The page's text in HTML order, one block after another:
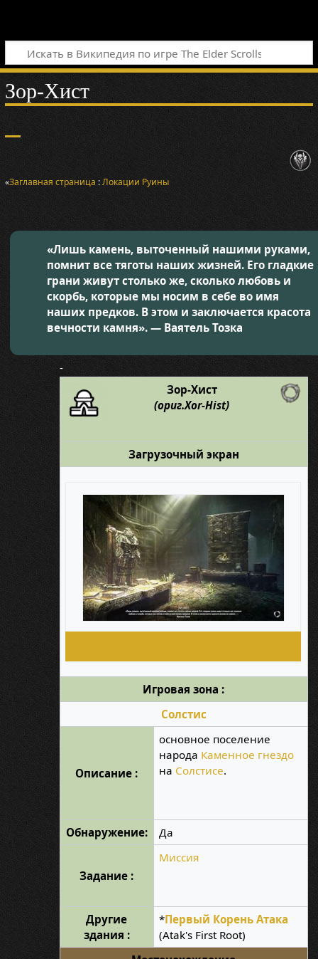
Зор-Хист
«Заглавная страница :Локации Руины
«Лишь камень, выточенный нашими руками,
помнит все тяготы наших жизней. Его гладкие
грани живут столько же, сколько любовь и
скорбь, которые мы носим в себе во имя
наших предков. В этом и заключается красота
вечности камня». — Ваятель Тозка
-
Зор-Хист
(ориг.Xor-Hist)
Загрузочный экран
Игровая зона :
Солстис
Описание :
основное поселение
народа Каменное гнездо
на Солстисе.
Обнаружение: Да
Задание :
Миссия
Другие
здания :
*Первый Корень Атака
(Atak's First Root)